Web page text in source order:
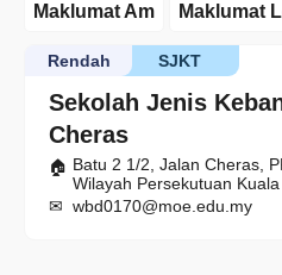
Maklumat Am Maklumat
Sekolah Jenis
Cheras
SJKT
Rendah
Batu 2 1/2, Jalan Cheras,
Wilayah Persekutuan
wbd0170@moe.edu.my